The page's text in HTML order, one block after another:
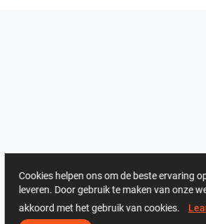
Cookies helpen ons om de beste ervaring
leveren. Door gebruik te maken van onze
akkoord met het gebruik van cookies.